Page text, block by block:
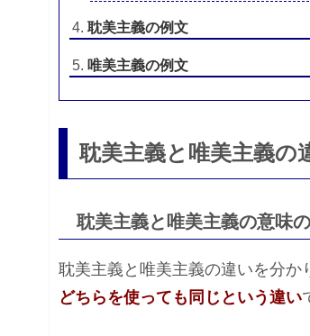
耽美主義の例文
唯美主義の例文
耽美主義と唯美主義の
耽美主義と唯美主義の意味
耽美主義と唯美主義の違いを分か
どちらを使っても同じという違い